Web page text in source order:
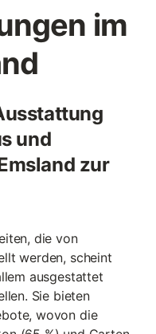
im
und
zur
die von
werden, scheint
ausgestattet
Sie bieten
wovon die